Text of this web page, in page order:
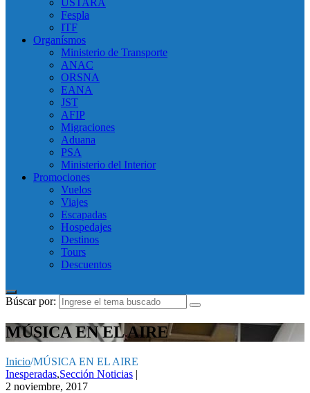
USTARA
Fespla
ITF
Organísmos
Ministerio de Transporte
ANAC
ORSNA
EANA
JST
AFIP
Migraciones
Aduana
PSA
Ministerio del Interior
Promociones
Vuelos
Viajes
Escapadas
Hospedajes
Destinos
Tours
Descuentos
Búscar por:
MÚSICA EN EL AIRE
Inicio/MÚSICA EN EL AIRE
Inesperadas,Sección Noticias |
2 noviembre, 2017